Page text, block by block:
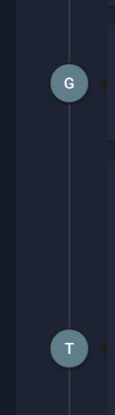
G
T